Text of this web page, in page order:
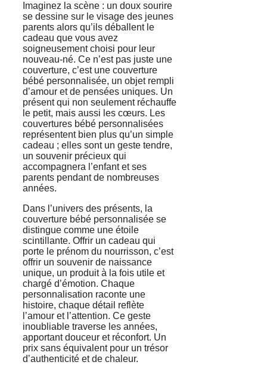
Imaginez la scène : un doux sourire
se dessine sur le visage des jeunes
parents alors qu’ils déballent le
cadeau que vous avez
soigneusement choisi pour leur
nouveau-né. Ce n’est pas juste une
couverture, c’est une couverture
bébé personnalisée, un objet rempli
d’amour et de pensées uniques. Un
présent qui non seulement réchauffe
le petit, mais aussi les cœurs. Les
couvertures bébé personnalisées
représentent bien plus qu’un simple
cadeau ; elles sont un geste tendre,
un souvenir précieux qui
accompagnera l’enfant et ses
parents pendant de nombreuses
années.
Dans l’univers des présents, la
couverture bébé personnalisée se
distingue comme une étoile
scintillante. Offrir un cadeau qui
porte le prénom du nourrisson, c’est
offrir un souvenir de naissance
unique, un produit à la fois utile et
chargé d’émotion. Chaque
personnalisation raconte une
histoire, chaque détail reflète
l’amour et l’attention. Ce geste
inoubliable traverse les années,
apportant douceur et réconfort. Un
prix sans équivalent pour un trésor
d’authenticité et de chaleur.